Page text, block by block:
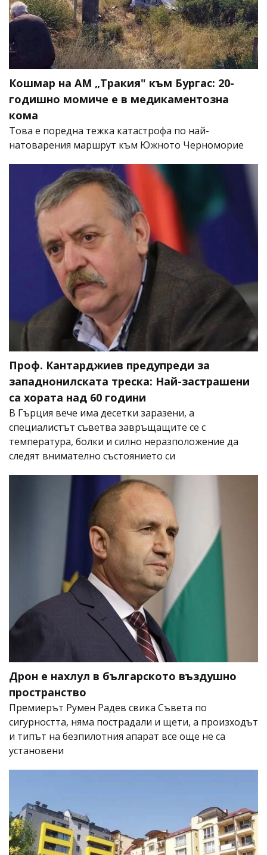
Кошмар на АМ „Тракия" към Бургас: 20-
годишно момиче е в медикаментозна
кома
Това е поредна тежка катастрофа по най-
натоварения маршрут към Южното Черноморие
Проф. Кантарджиев предупреди за
западнонилската треска: Най-застрашени
са хората над 60 години
В Гърция вече има десетки заразени, а
специалистът съветва завръщащите се с
температура, болки и силно неразположение да
следят внимателно състоянието си
Дрон е нахлул в българското въздушно
пространство
Премиерът Румен Радев свика Съвета по
сигурността, няма пострадали и щети, а произходът
и типът на безпилотния апарат все още не са
установени